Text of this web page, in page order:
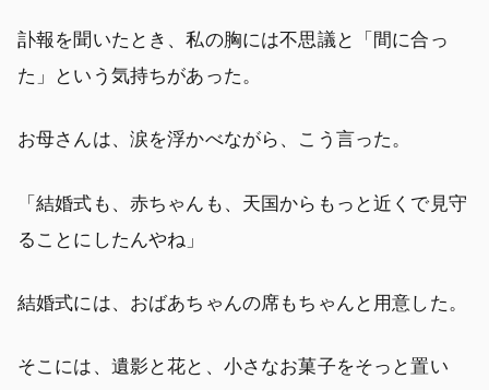
訃報を聞いたとき、私の胸には不思議と「間に合っ
た」という気持ちがあった。
お母さんは、涙を浮かべながら、こう言った。
「結婚式も、赤ちゃんも、天国からもっと近くで見守
ることにしたんやね」
結婚式には、おばあちゃんの席もちゃんと用意した。
そこには、遺影と花と、小さなお菓子をそっと置い